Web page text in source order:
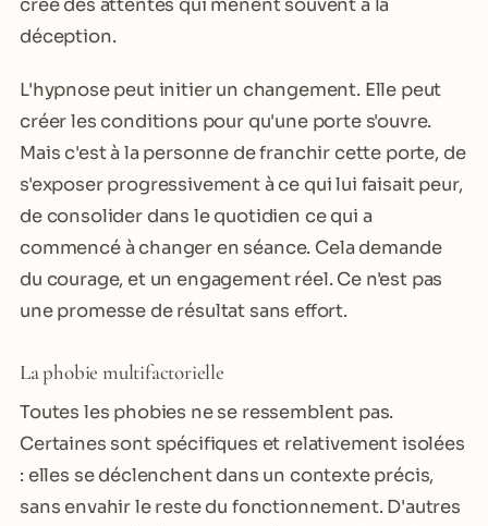
crée des attentes qui mènent souvent à la
déception.
L'hypnose peut initier un changement. Elle peut
créer les conditions pour qu'une porte s'ouvre.
Mais c'est à la personne de franchir cette porte, de
s'exposer progressivement à ce qui lui faisait peur,
de consolider dans le quotidien ce qui a
commencé à changer en séance. Cela demande
du courage, et un engagement réel. Ce n'est pas
une promesse de résultat sans effort.
La phobie multifactorielle
Toutes les phobies ne se ressemblent pas.
Certaines sont spécifiques et relativement isolées
: elles se déclenchent dans un contexte précis,
sans envahir le reste du fonctionnement. D'autres